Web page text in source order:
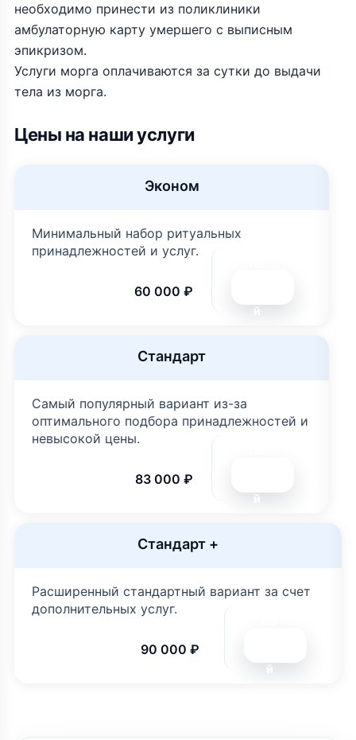
необходимо принести из поликлиники
амбулаторную карту умершего с выписным
эпикризом.
Услуги морга оплачиваются за сутки до выдачи
тела из морга.
Цены на наши услуги
Эконом
Минимальный набор ритуальных
принадлежностей и услуг.
60 000 ₽
й
Стандарт
Самый популярный вариант из-за
оптимального подбора принадлежностей и
невысокой цены.
83 000 ₽
й
Стандарт +
Расширенный стандартный вариант за счет
дополнительных услуг.
90 000 ₽
й